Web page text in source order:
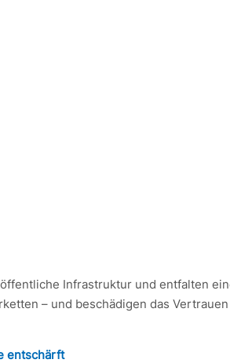
Infrastruktur und entfalten
– und beschädigen das
entschärft